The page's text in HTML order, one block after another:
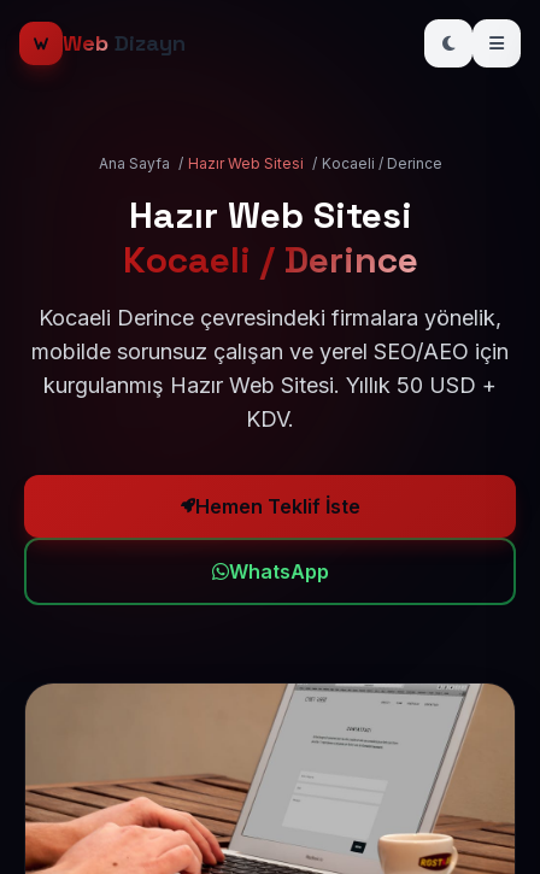
Web Dizayn
Ana Sayfa / Hazır Web Sitesi / Kocaeli / Derince
Hazır Web Sitesi
Kocaeli / Derince
Kocaeli Derince çevresindeki firmalara yönelik,
mobilde sorunsuz çalışan ve yerel SEO/AEO için
kurgulanmış Hazır Web Sitesi. Yıllık 50 USD +
KDV.
Hemen Teklif İste
WhatsApp